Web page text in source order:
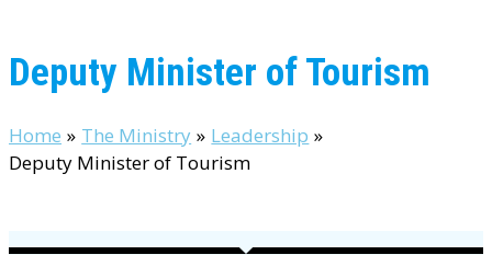
Deputy Minister of Tourism
Home The Ministry
Leadership
Deputy Minister of Tourism